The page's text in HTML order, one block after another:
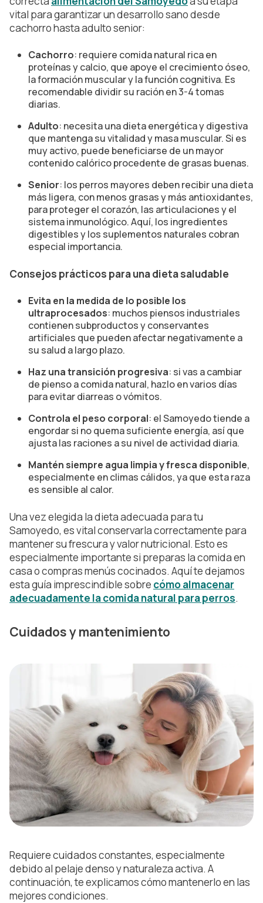
vital para garantizar un desarrollo sano desde
cachorro hasta adulto senior:
Cachorro: requiere comida natural rica en
proteínas y calcio, que apoye el crecimiento óseo,
la formación muscular y la función cognitiva. Es
recomendable dividir su ración en 3-4 tomas
diarias.
Adulto: necesita una dieta energética y digestiva
que mantenga su vitalidad y masa muscular. Si es
muy activo, puede beneficiarse de un mayor
contenido calórico procedente de grasas buenas.
Senior: los perros mayores deben recibir una dieta
más ligera, con menos grasas y más antioxidantes,
para proteger el corazón, las articulaciones y el
sistema inmunológico. Aquí, los ingredientes
digestibles y los suplementos naturales cobran
especial importancia.
Consejos prácticos para una dieta saludable
Evita en la medida de lo posible los
ultraprocesados: muchos piensos industriales
contienen subproductos y conservantes
artificiales que pueden afectar negativamente a
su salud a largo plazo.
Haz una transición progresiva: si vas a cambiar
de pienso a comida natural, hazlo en varios días
para evitar diarreas o vómitos.
Controla el peso corporal: el Samoyedo tiende a
engordar si no quema suficiente energía, así que
ajusta las raciones a su nivel de actividad diaria.
Mantén siempre agua limpia y fresca disponible,
especialmente en climas cálidos, ya que esta raza
es sensible al calor.
Una vez elegida la dieta adecuada para tu
Samoyedo, es vital conservarla correctamente para
mantener su frescura y valor nutricional. Esto es
especialmente importante si preparas la comida en
casa o compras menús cocinados. Aquí te dejamos
esta guía imprescindible sobre cómo almacenar
adecuadamente la comida natural para perros.
Cuidados y mantenimiento
Requiere cuidados constantes, especialmente
debido al pelaje denso y naturaleza activa. A
continuación, te explicamos cómo mantenerlo en las
mejores condiciones.